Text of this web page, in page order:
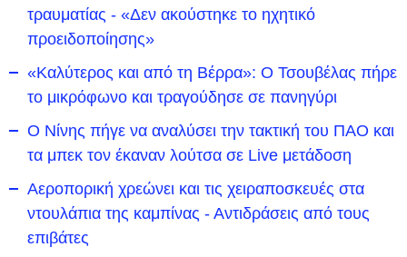
τραυματίας - «Δεν ακούστηκε το ηχητικό
προειδοποίησης»
«Καλύτερος και από τη Βέρρα»: Ο Τσουβέλας πήρε
το μικρόφωνο και τραγούδησε σε πανηγύρι
Ο Νίνης πήγε να αναλύσει την τακτική του ΠΑΟ και
τα μπεκ τον έκαναν λούτσα σε Live μετάδοση
Αεροπορική χρεώνει και τις χειραποσκευές στα
ντουλάπια της καμπίνας - Αντιδράσεις από τους
επιβάτες